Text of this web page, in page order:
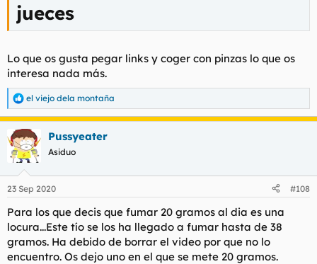
jueces
Lo que os gusta pegar links y coger con pinzas lo que os
interesa nada más.
R
e
c
c
i
e
:
el viejo dela montaña
Pussyeater
Asiduo
23 Sep 2020 #108
Para los que decis que fumar 20 gramos al dia es una
locura...Este tío se los ha llegado a fumar hasta de 38
gramos. Ha debido de borrar el video por que no lo
encuentro. Os dejo uno en el que se mete 20 gramos.